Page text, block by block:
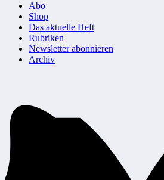
Abo
Shop
Das aktuelle Heft
Rubriken
Newsletter abonnieren
Archiv